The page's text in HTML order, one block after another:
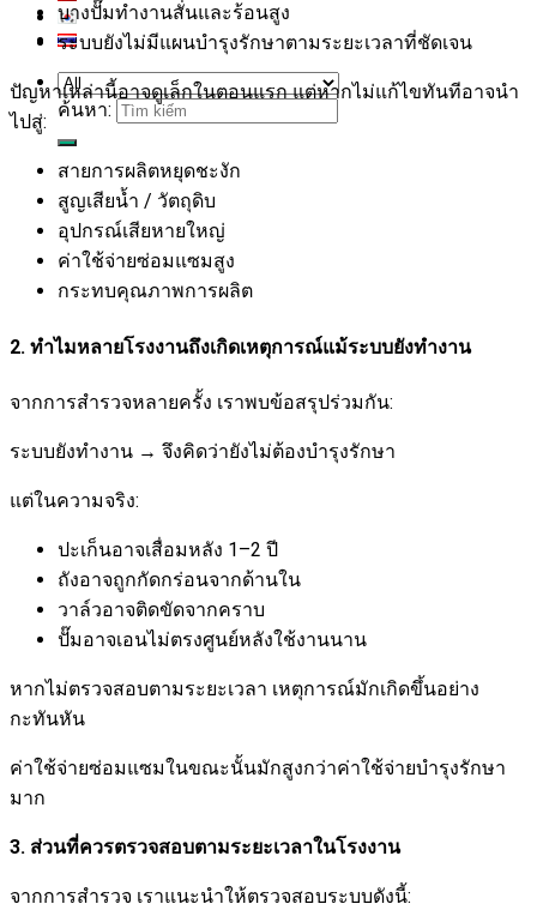
ค้นหา:
บางปั๊มทำงานสั่นและร้อนสูง
ระบบยังไม่มีแผนบำรุงรักษาตามระยะเวลาที่ชัดเจน
ปัญหาเหล่านี้อาจดูเล็กในตอนแรก แต่หากไม่แก้ไขทันทีอาจนำ
ไปสู่:
สายการผลิตหยุดชะงัก
สูญเสียน้ำ / วัตถุดิบ
อุปกรณ์เสียหายใหญ่
ค่าใช้จ่ายซ่อมแซมสูง
กระทบคุณภาพการผลิต
2. ทำไมหลายโรงงานถึงเกิดเหตุการณ์แม้ระบบยังทำงาน
จากการสำรวจหลายครั้ง เราพบข้อสรุปร่วมกัน:
ระบบยังทำงาน → จึงคิดว่ายังไม่ต้องบำรุงรักษา
แต่ในความจริง:
ปะเก็นอาจเสื่อมหลัง 1–2 ปี
ถังอาจถูกกัดกร่อนจากด้านใน
วาล์วอาจติดขัดจากคราบ
ปั๊มอาจเอนไม่ตรงศูนย์หลังใช้งานนาน
หากไม่ตรวจสอบตามระยะเวลา เหตุการณ์มักเกิดขึ้นอย่าง
กะทันหัน
ค่าใช้จ่ายซ่อมแซมในขณะนั้นมักสูงกว่าค่าใช้จ่ายบำรุงรักษา
มาก
3. ส่วนที่ควรตรวจสอบตามระยะเวลาในโรงงาน
จากการสำรวจ เราแนะนำให้ตรวจสอบระบบดังนี้: